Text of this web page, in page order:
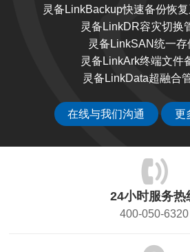
灵备LinkBackup快速备份恢复
灵备LinkDR容灾切换
灵备LinkSAN统一存
灵备LinkArk终端文件
灵备LinkData超融合
在线与我们沟通 更
24小时服务热
400-050-6320